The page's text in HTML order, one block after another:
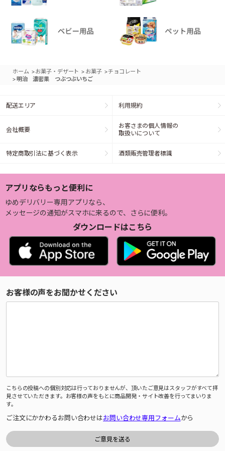
ホーム >お菓子・デザート > お菓子 >チョコレート
> 明治 濃密果 つぶつぶいちご
配送エリア 利用規約
会社概要
お客さまの個人情報の
取扱いについて
特定商取引法に基づく表示 酒類販売管理者標識
アプリならもっと便利に
ゆめデリバリー専用アプリなら、
メッセージの通知がスマホに来るので、さらに便利。
ダウンロードはこちら
お客様の声をお聞かせください
こちらの投稿への個別対応は行っておりませんが、頂いたご意見はスタッフがすべて拝
見させていただきます。お客様の声をもとに商品開発・サイト改善を行ってまいりま
す。
ご注文にかかわるお問い合わせはお問い合わせ専用フォームから